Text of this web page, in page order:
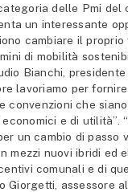
delle Pmi del
un interessante
cambiare il
di mobilità
Bianchi,
lavoriamo per
convenzioni che
e di utilità”.
un cambio di passo
mezzi nuovi ibridi ed
comunali e di
Giorgetti, assessore